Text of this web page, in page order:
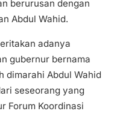
berurusan dengan
Abdul Wahid.
adanya
gubernur bernama
dimarahi Abdul Wahid
seseorang yang
Forum Koordinasi